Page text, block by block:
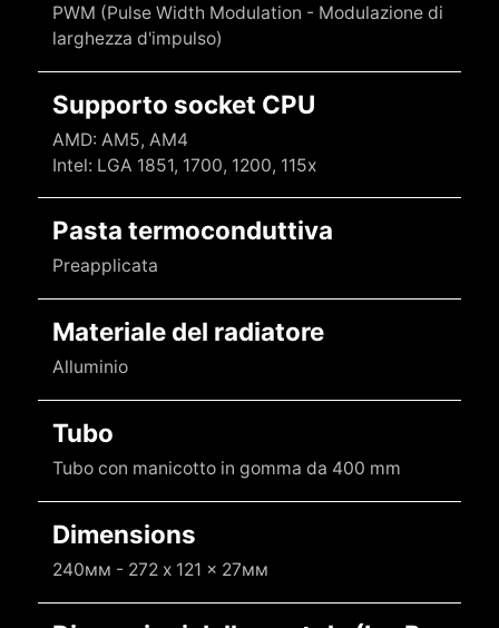
PWM (Pulse Width Modulation - Modulazione di
larghezza d'impulso)
Supporto socket CPU
AMD: AM5, AM4
Intel: LGA 1851, 1700, 1200, 115x
Pasta termoconduttiva
Preapplicata
Materiale del radiatore
Alluminio
Tubo
Tubo con manicotto in gomma da 400 mm
Dimensions
240мм - 272 x 121 x 27мм